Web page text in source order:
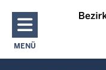
MENÜ
NAVIGATION